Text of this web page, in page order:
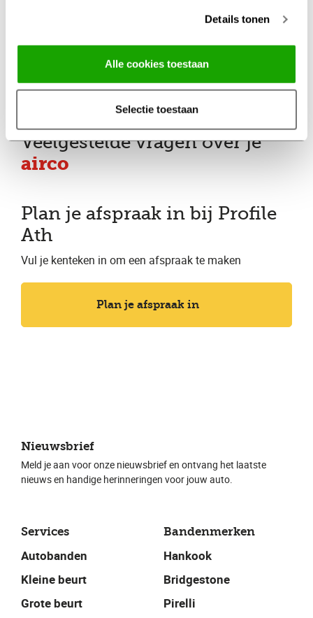
Details tonen
Alle cookies toestaan
Selectie toestaan
prijsopgave vooraf
Veelgestelde vragen over je
airco
Plan je afspraak in bij Profile
Ath
Vul je kenteken in om een afspraak te maken
Plan je afspraak in
Services
Autobanden
Kleine beurt
Grote beurt
Bandenmerken
Hankook
Bridgestone
Pirelli
Nieuwsbrief
Meld je aan voor onze nieuwsbrief en ontvang het laatste
nieuws en handige herinneringen voor jouw auto.